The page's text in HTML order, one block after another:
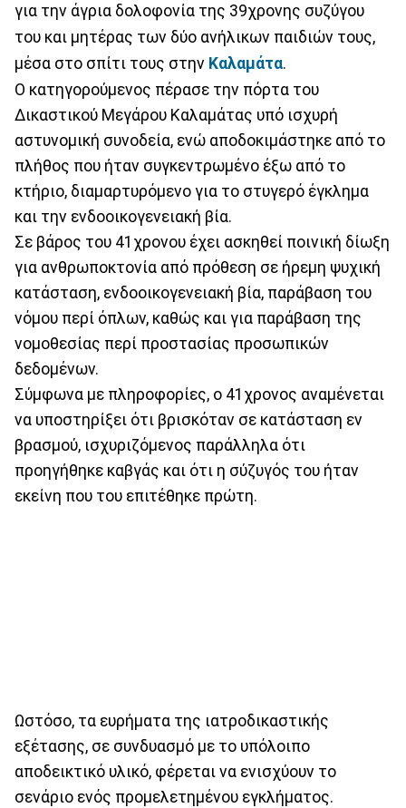
για την άγρια δολοφονία της 39χρονης συζύγου
του και μητέρας των δύο ανήλικων παιδιών τους,
μέσα στο σπίτι τους στην Καλαμάτα.
Ο κατηγορούμενος πέρασε την πόρτα του
Δικαστικού Μεγάρου Καλαμάτας υπό ισχυρή
αστυνομική συνοδεία, ενώ αποδοκιμάστηκε από το
πλήθος που ήταν συγκεντρωμένο έξω από το
κτήριο, διαμαρτυρόμενο για το στυγερό έγκλημα
και την ενδοοικογενειακή βία.
Σε βάρος του 41χρονου έχει ασκηθεί ποινική δίωξη
για ανθρωποκτονία από πρόθεση σε ήρεμη ψυχική
κατάσταση, ενδοοικογενειακή βία, παράβαση του
νόμου περί όπλων, καθώς και για παράβαση της
νομοθεσίας περί προστασίας προσωπικών
δεδομένων.
Σύμφωνα με πληροφορίες, ο 41χρονος αναμένεται
να υποστηρίξει ότι βρισκόταν σε κατάσταση εν
βρασμού, ισχυριζόμενος παράλληλα ότι
προηγήθηκε καβγάς και ότι η σύζυγός του ήταν
εκείνη που του επιτέθηκε πρώτη.
Ωστόσο, τα ευρήματα της ιατροδικαστικής
εξέτασης, σε συνδυασμό με το υπόλοιπο
αποδεικτικό υλικό, φέρεται να ενισχύουν το
σενάριο ενός προμελετημένου εγκλήματος.